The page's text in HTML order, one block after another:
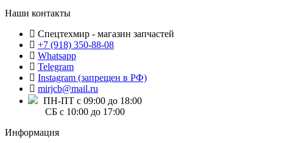
Наши контакты
Спецтехмир - магазин запчастей
+7 (918) 350-88-08
Whatsapp
Telegram
Instagram (запрещен в РФ)
mirjcb@mail.ru
ПН-ПТ с 09:00 до 18:00
СБ с 10:00 до 17:00
Информация